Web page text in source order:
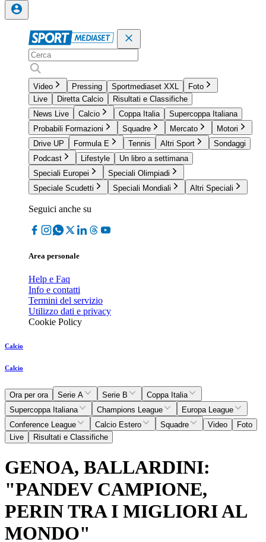
Video Pressing Sportmediaset XXL
Foto
Live
Diretta Calcio
Risultati e Classifiche
News Live
Calcio Coppa Italia
Supercoppa Italiana
Probabili Formazioni
Squadre Mercato
Motori
Drive UP
Formula E Tennis Altri Sport
Sondaggi
Podcast
Lifestyle
Un libro a settimana
Speciali Europei
Speciali Olimpiadi
Speciale Scudetti
Speciali Mondiali Altri Speciali
Seguici anche su
Area personale
Help e Faq
Info e contatti
Termini del servizio
Utilizzo dati e privacy
Cookie Policy
Calcio
Calcio
Ora per ora Serie A Serie B
Coppa Italia
Supercoppa Italiana
Champions League
Europa League
Conference League
Calcio Estero Squadre Video
Foto
Live
Risultati e Classifiche
GENOA, BALLARDINI:
"PANDEV CAMPIONE,
PERIN TRA I MIGLIORI AL
MONDO"